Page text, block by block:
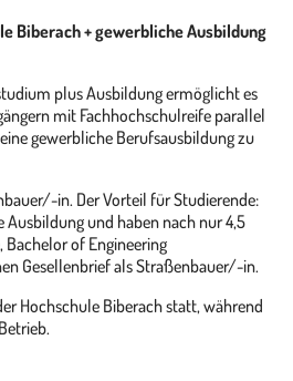
Biberach + gewerbliche Ausbildung
plus Ausbildung ermöglicht es
mit Fachhochschulreife parallel
gewerbliche Berufsausbildung zu
in. Der Vorteil für Studierende:
Ausbildung und haben nach nur 4,5
Bachelor of Engineering
Gesellenbrief als Straßenbauer/-in.
Hochschule Biberach statt, während